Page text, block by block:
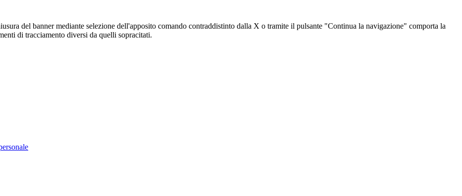
del banner mediante selezione dell'apposito comando contraddistinto dalla X o tramite il pulsante "Continua la navigazione" comporta la
di tracciamento diversi da quelli sopracitati.